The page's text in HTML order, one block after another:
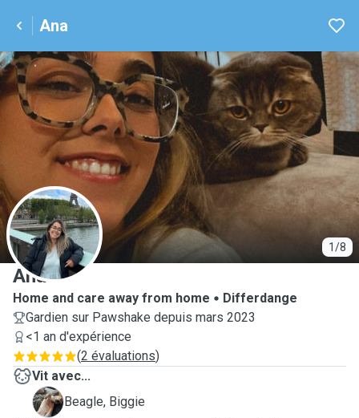
Ana
1/8
A
Ana
Home and care away from home
Differdange
Gardien sur Pawshake depuis mars 2023
<1 an d'expérience
(2 évaluations)
Vit avec...
B
Beagle, Biggie